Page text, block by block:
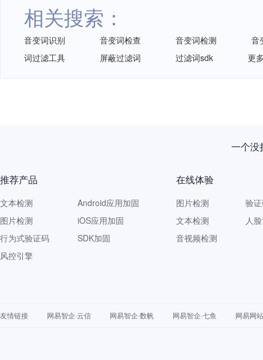
相关搜索：
音变词识别 音变词检查 音变词检测
音
词过滤工具
屏蔽过滤词 过滤词sdk 更
一个没
推荐产品
文本检测
图片检测
行为式验证码
风控引擎
Android应用加固
iOS应用加固
SDK加固
在线体验
图片检测
文本检测
音视频检测
验
人
友情链接 网易智企·云信 网易智企·数帆 网易智企·七鱼 网易网